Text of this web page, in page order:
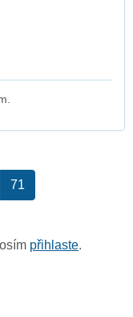
71
přihlaste.